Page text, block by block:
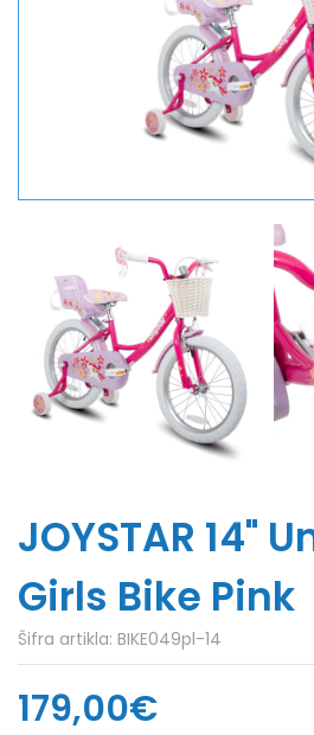
JOYSTAR 14"
Girls Bike Pink
Šifra artikla: BIKE049pl-14
179,00€